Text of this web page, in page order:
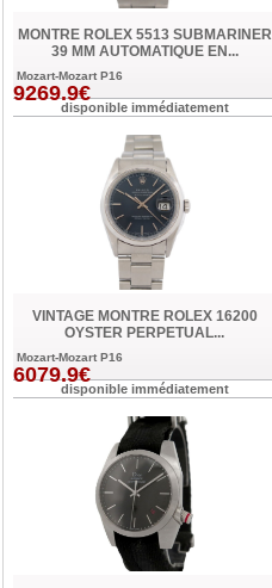
MONTRE ROLEX 5513 SUBMARINER
39 MM AUTOMATIQUE EN...
Mozart-Mozart P16
9269.9€
disponible immédiatement
VINTAGE MONTRE ROLEX 16200
OYSTER PERPETUAL...
Mozart-Mozart P16
6079.9€
disponible immédiatement